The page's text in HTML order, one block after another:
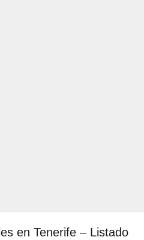
en Tenerife – Listado